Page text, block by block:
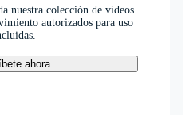
nuestra colección de vídeos
autorizados para uso
ahora